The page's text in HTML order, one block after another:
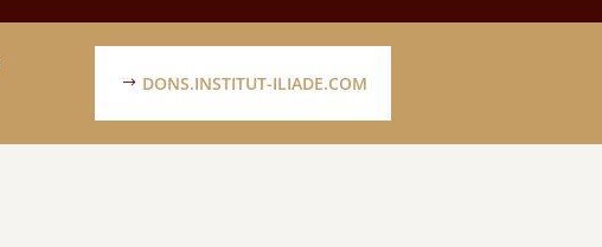
DONS.INSTITUT-ILIADE.COM